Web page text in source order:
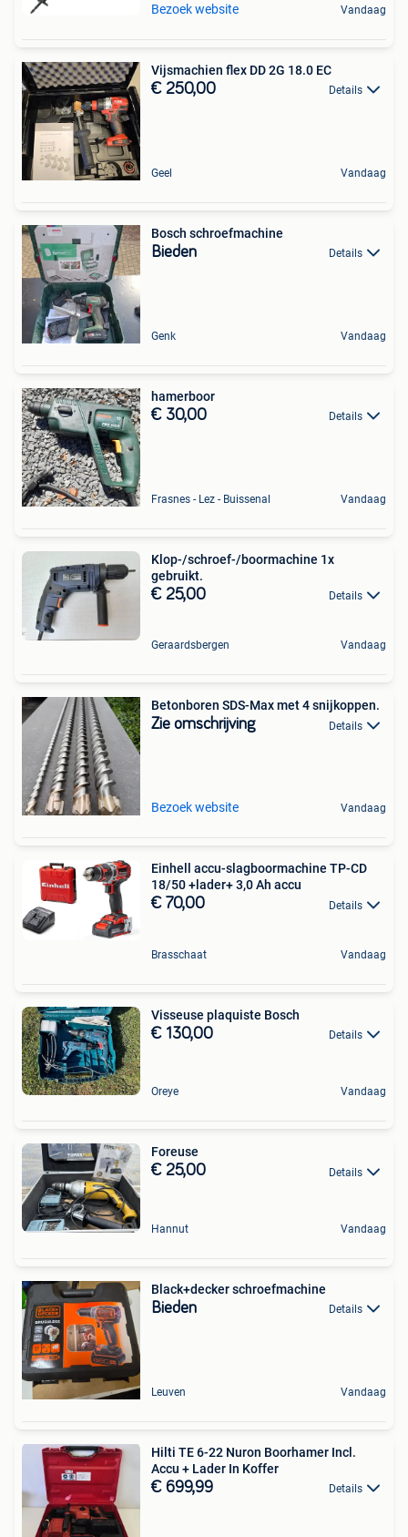
Bezoek website Vandaag
Vijsmachien flex DD 2G 18.0 EC
€ 250,00 Details
Geel Vandaag
Bosch schroefmachine
Bieden Details
Genk Vandaag
hamerboor
€ 30,00 Details
Frasnes - Lez - Buissenal Vandaag
Klop-/schroef-/boormachine 1x
gebruikt.
€ 25,00 Details
Geraardsbergen Vandaag
Betonboren SDS-Max met 4 snijkoppen.
Zie omschrijving Details
Bezoek website Vandaag
Einhell accu-slagboormachine TP-CD
18/50 +lader+ 3,0 Ah accu
€ 70,00 Details
Brasschaat Vandaag
Visseuse plaquiste Bosch
€ 130,00 Details
Oreye Vandaag
Foreuse
€ 25,00 Details
Hannut Vandaag
Black+decker schroefmachine
Bieden Details
Leuven Vandaag
Hilti TE 6-22 Nuron Boorhamer Incl.
Accu + Lader In Koffer
€ 699,99 Details